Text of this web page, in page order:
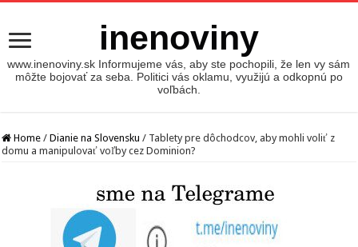
inenoviny
www.inenoviny.sk Informujeme vás, aby ste pochopili, že len vy sám
môžte bojovať za seba. Politici vás oklamu, využijú a odkopnú po
voľbách.
Home / Dianie na Slovensku / Tablety pre dôchodcov, aby mohli voliť z
domu a manipulovať voľby cez Dominion?